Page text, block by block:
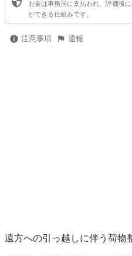
お金は事務局に支払われ、評価後
ができる仕組みです。
注意事項 通報
遠方への引っ越しに伴う荷物